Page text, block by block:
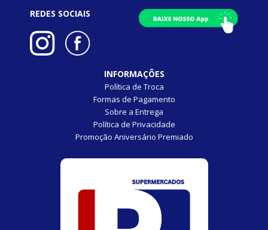
REDES SOCIAIS
INFORMAÇÕES
Política de Troca
Formas de Pagamento
Sobre a Entrega
Política de Privacidade
Promoção Aniversário Premiado